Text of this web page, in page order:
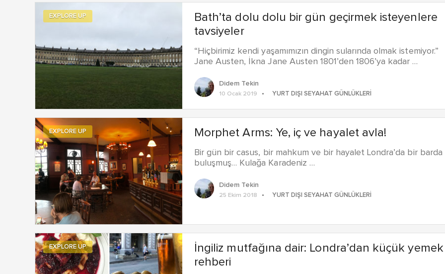
Bath’ta dolu dolu bir gün geçirmek isteyenlere
tavsiyeler
“Hiçbirimiz kendi yaşamımızın dingin sularında olmak istemiyor.”
Jane Austen, İkna Jane Austen 1801’den 1806’ya kadar …
EXPLORE UP
Didem Tekin
10 Ocak 2019 YURT DIŞI SEYAHAT GÜNLÜKLERI
Morphet Arms: Ye, iç ve hayalet avla!
Bir gün bir casus, bir mahkum ve bir hayalet Londra’da bir barda
buluşmuş… Kulağa Karadeniz …
EXPLORE UP
Didem Tekin
25 Ekim 2018 YURT DIŞI SEYAHAT GÜNLÜKLERI
İngiliz mutfağına dair: Londra’dan küçük yemek
rehberi
EXPLORE UP